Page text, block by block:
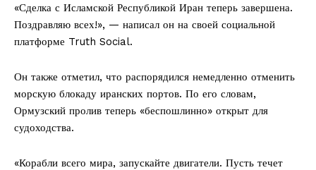
«Сделка с Исламской Республикой Иран теперь завершена.
Поздравляю всех!», — написал он на своей социальной
платформе Truth Social.
Он также отметил, что распорядился немедленно отменить
морскую блокаду иранских портов. По его словам,
Ормузский пролив теперь «беспошлинно» открыт для
судоходства.
«Корабли всего мира, запускайте двигатели. Пусть течет